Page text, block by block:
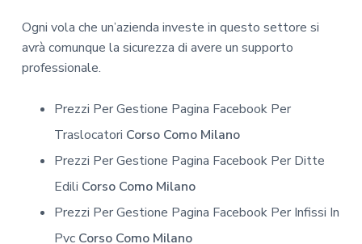
Ogni vola che un’azienda investe in questo settore si
avrà comunque la sicurezza di avere un supporto
professionale.
Prezzi Per Gestione Pagina Facebook Per
Traslocatori Corso Como Milano
Prezzi Per Gestione Pagina Facebook Per Ditte
Edili Corso Como Milano
Prezzi Per Gestione Pagina Facebook Per Infissi In
Pvc Corso Como Milano